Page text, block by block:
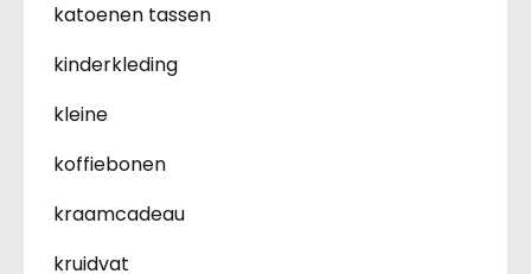
katoenen tassen
kinderkleding
kleine
koffiebonen
kraamcadeau
kruidvat